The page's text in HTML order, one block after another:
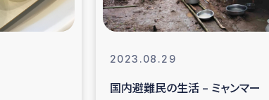
ェクト
2023.08.29
国内避難民の生活 – ミャンマー